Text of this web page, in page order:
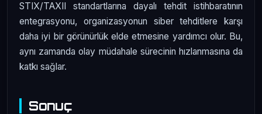
STIX/TAXII standartlarına dayalı tehdit istihbaratının
entegrasyonu, organizasyonun siber tehditlere karşı
daha iyi bir görünürlük elde etmesine yardımcı olur. Bu,
aynı zamanda olay müdahale sürecinin hızlanmasına da
katkı sağlar.
Sonuç